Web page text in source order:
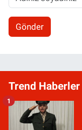
Gönder
Trend Haberler
1